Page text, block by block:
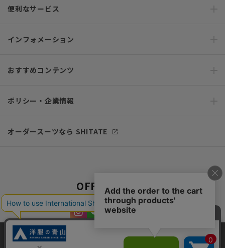
便利なサービス
インフォメーション
おすすめコンテンツ
ポリシー・企業情報
オーダースーツなら SHITATE
OFFICIAL SNS